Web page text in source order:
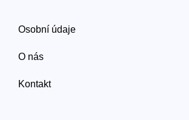
Osobní údaje
O nás
Kontakt